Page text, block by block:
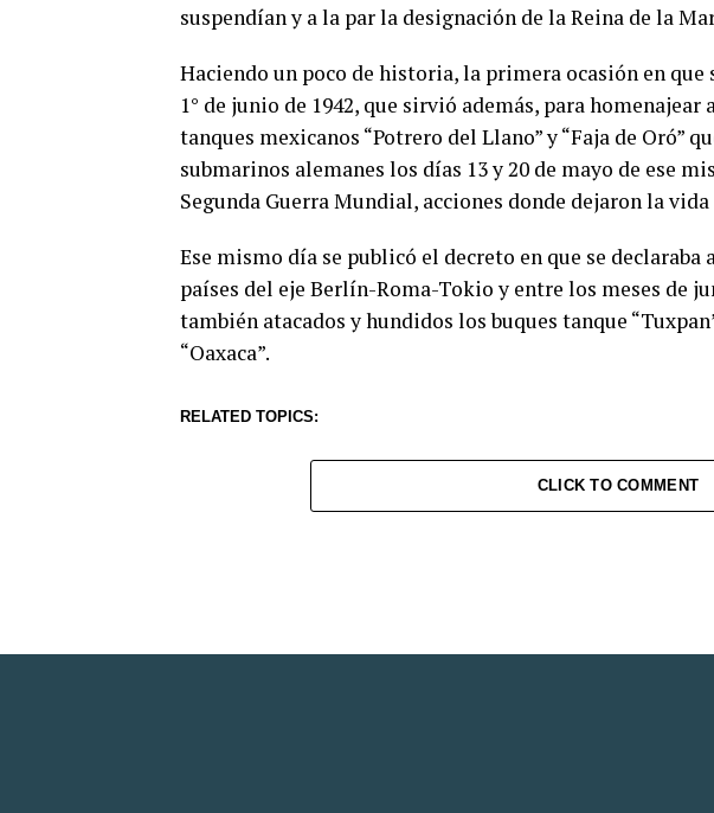
suspendían y a la par la designación de la Reina de la
Haciendo un poco de historia, la primera ocasión en
1° de junio de 1942, que sirvió además, para
tanques mexicanos “Potrero del Llano” y “Faja de Oró”
submarinos alemanes los días 13 y 20 de mayo de ese
Segunda Guerra Mundial, acciones donde dejaron la
Ese mismo día se publicó el decreto en que se
países del eje Berlín-Roma-Tokio y entre los meses de
también atacados y hundidos los buques tanque
“Oaxaca”.
RELATED TOPICS:
CLICK TO COMMENT